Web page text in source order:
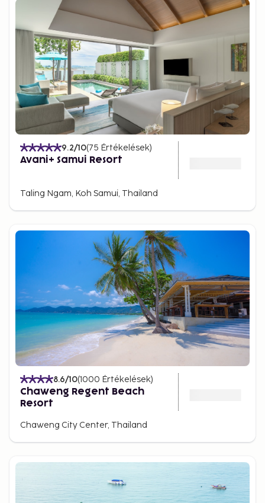
won’t soon forget.
9.2/10(75 Értékelések)
Avani+ Samui Resort
Taling Ngam, Koh Samui, Thailand
8.6/10(1000 Értékelések)
Chaweng Regent Beach
Resort
Chaweng City Center, Thailand